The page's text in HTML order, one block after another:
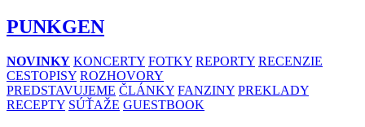
PUNKGEN
NOVINKY KONCERTY FOTKY REPORTY RECENZIE
CESTOPISY ROZHOVORY
PREDSTAVUJEME ČLÁNKY FANZINY PREKLADY
RECEPTY SÚŤAŽE GUESTBOOK